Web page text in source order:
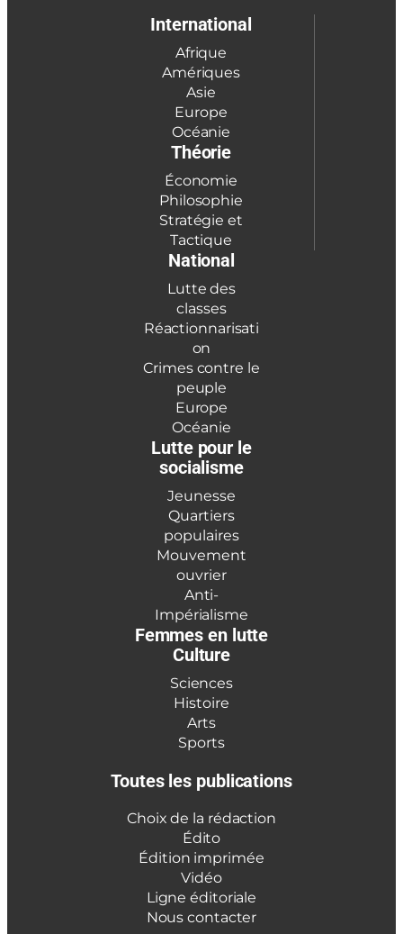
International
Afrique
Amériques
Asie
Europe
Océanie
Théorie
Économie
Philosophie
Stratégie et
Tactique
National
Lutte des
classes
Réactionnarisati
on
Crimes contre le
peuple
Europe
Océanie
Lutte pour le
socialisme
Jeunesse
Quartiers
populaires
Mouvement
ouvrier
Anti-
Impérialisme
Femmes en lutte
Culture
Sciences
Histoire
Arts
Sports
Toutes les publications
Choix de la rédaction
Édito
Édition imprimée
Vidéo
Ligne éditoriale
Nous contacter